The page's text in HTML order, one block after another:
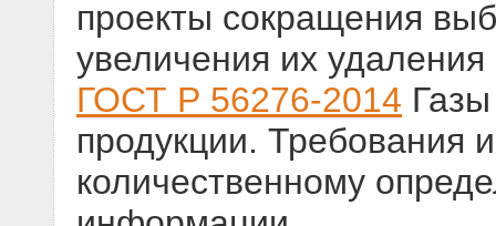
проекты сокращения
увеличения их
ГОСТ Р 56276-2014
продукции. Требования
количественному